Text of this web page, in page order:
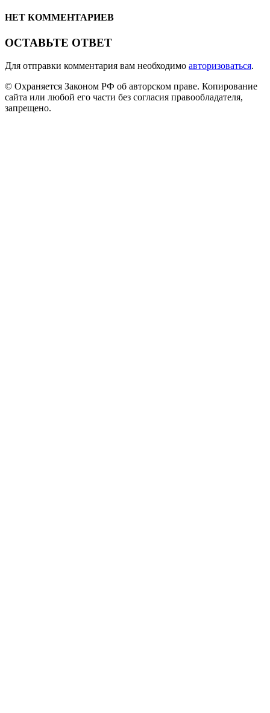
НЕТ КОММЕНТАРИЕВ
ОСТАВЬТЕ ОТВЕТ
Для отправки комментария вам необходимо авторизоваться.
© Охраняется Законом РФ об авторском праве. Копирование
сайта или любой его части без согласия правообладателя,
запрещено.